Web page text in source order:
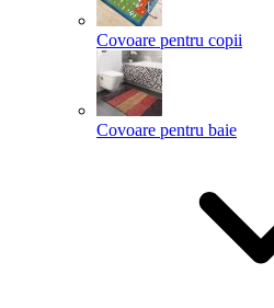
Covoare pentru copii
Covoare pentru baie